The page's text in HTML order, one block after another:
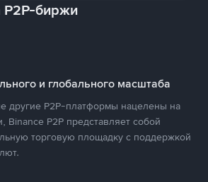
биржи
и глобального масштаба
другие P2P-платформы нацелены на
P2P представляет собой
торговую площадку с поддержкой